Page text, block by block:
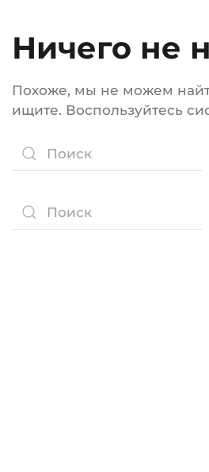
Ничего не
Похоже, мы не можем
ищите. Воспользуйтесь